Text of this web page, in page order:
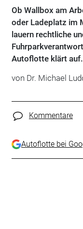
Ob Wallbox am
oder Ladeplatz im
lauern rechtliche
Autoflotte klärt auf.
von Dr. Michael
Kommentare
Autoflotte bei